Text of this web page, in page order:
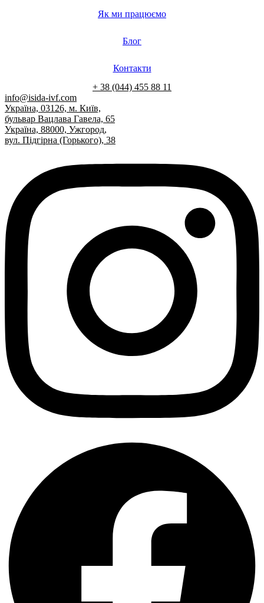
Як ми працюємо
Блог
Контакти
+ 38 (044) 455 88 11
info@isida-ivf.com
Україна, 03126, м. Київ,
бульвар Вацлава Гавела, 65
Україна, 88000, Ужгород,
вул. Підгірна (Горького), 38